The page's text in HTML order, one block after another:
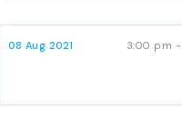
08 Aug 2021
3:00 pm -